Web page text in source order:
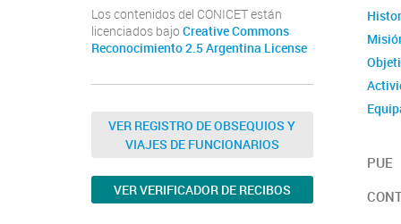
Los contenidos del CONICET están
licenciados bajo Creative Commons
Reconocimiento 2.5 Argentina License
VER REGISTRO DE OBSEQUIOS Y
VIAJES DE FUNCIONARIOS
VER VERIFICADOR DE RECIBOS
PUE